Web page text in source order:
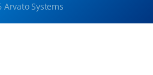
Arvato Systems